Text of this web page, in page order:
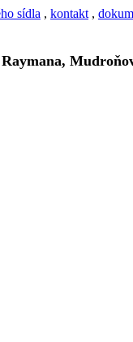
sídla , kontakt ,